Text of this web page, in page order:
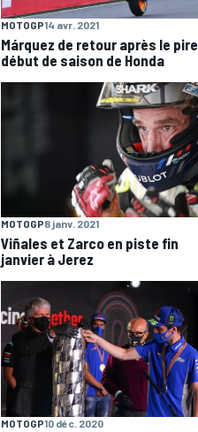
MOTOGP14 avr. 2021
Márquez de retour après le pire
début de saison de Honda
MOTOGP8 janv. 2021
Viñales et Zarco en piste fin
janvier à Jerez
MOTOGP10 déc. 2020